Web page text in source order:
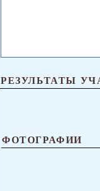
РЕЗУЛЬТАТЫ
ФОТОГРАФИИ